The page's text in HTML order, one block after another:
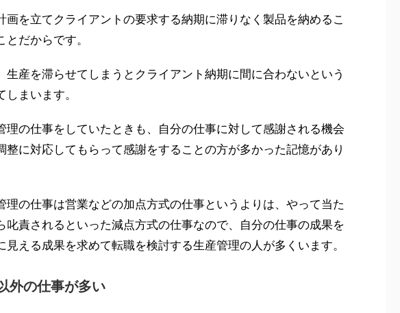
画を立てクライアントの要求する納期に滞りなく製品を納めるこ
とだからです。
生産を滞らせてしまうとクライアント納期に間に合わないという
まいます。
理の仕事をしていたときも、自分の仕事に対して感謝される機会
整に対応してもらって感謝をすることの方が多かった記憶があり
理の仕事は営業などの加点方式の仕事というよりは、やって当た
叱責されるといった減点方式の仕事なので、自分の仕事の成果を
見える成果を求めて転職を検討する生産管理の人が多くいます。
外の仕事が多い